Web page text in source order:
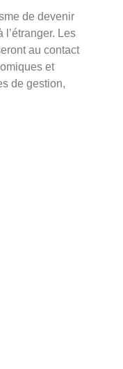
de devenir
Les
au contact
et
de gestion,